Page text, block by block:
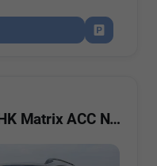
Fahrzeug
Sportline 1.5TSI DSG AHK Matrix ACC Navi